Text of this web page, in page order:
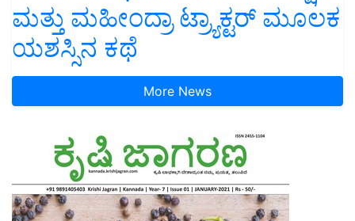
ಮತ್ತು ಮಹೀಂದ್ರಾ ಟ್ರ್ಯಾಕ್ಟರ್ ಮೂಲಕ
ಯಶಸ್ಸಿನ ಕಥೆ
More News